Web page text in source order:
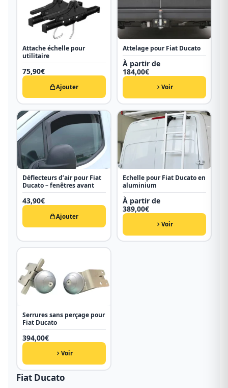
Attache échelle pour
utilitaire
75,90€
Ajouter
Attelage pour Fiat Ducato
À partir de
184,00€
Voir
Déflecteurs d’air pour Fiat
Ducato – fenêtres avant
43,90€
Ajouter
Echelle pour Fiat Ducato en
aluminium
À partir de
389,00€
Voir
Serrures sans perçage pour
Fiat Ducato
394,00€
Voir
Fiat Ducato